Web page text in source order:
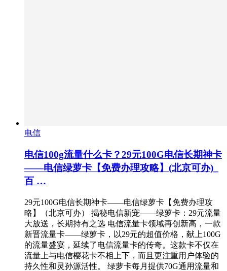
电信
电信100g流量什么卡？29元100G电信长期神卡
——电信绿萝卡【免费办理攻略】(北京可办)_
百 …
29元100G电信长期神卡——电信绿萝卡【免费办理攻
略】（北京可办） 揭秘电信新宠——绿萝卡：29元流量
大放送，长期持有之选 电信流量卡领域再创新高，一款
新晋流量卡——绿萝卡，以29元的超值价格，献上100G
的流量盛宴，延续了电信流量卡的传奇。这款卡不仅在
流量上与电信樱花卡不相上下，而且更注重用户体验的
持久性和灵孙源活性。 绿萝卡每月提供70G通用流量和